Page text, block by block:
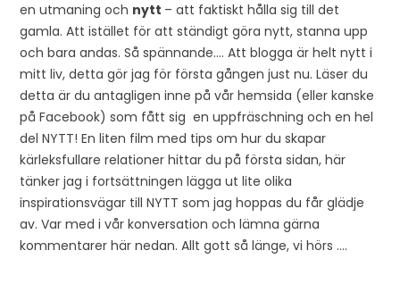
en utmaning och nytt – att faktiskt hålla sig till det
gamla. Att istället för att ständigt göra nytt, stanna upp
och bara andas. Så spännande…. Att blogga är helt nytt i
mitt liv, detta gör jag för första gången just nu. Läser du
detta är du antagligen inne på vår hemsida (eller kanske
på Facebook) som fått sig en uppfräschning och en hel
del NYTT! En liten film med tips om hur du skapar
kärleksfullare relationer hittar du på första sidan, här
tänker jag i fortsättningen lägga ut lite olika
inspirationsvägar till NYTT som jag hoppas du får glädje
av. Var med i vår konversation och lämna gärna
kommentarer här nedan. Allt gott så länge, vi hörs ….